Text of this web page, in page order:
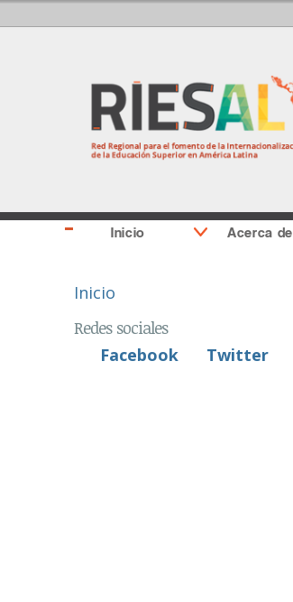
Inicio Acerca de
Inicio
Redes sociales
Facebook
Twitter